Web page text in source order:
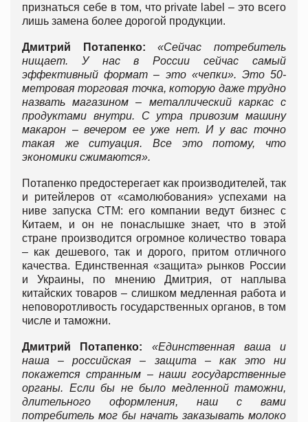
признаться себе в том, что private label – это всего
лишь замена более дорогой продукции.
Дмитрий Потапенко:
«Сейчас потребитель
нищает. У нас в России сейчас самый
эффективный формат – это «чепки». Это 50-
метровая торговая точка, которую даже трудно
назвать магазином – металлический каркас с
продуктами внутри. С утра привозим машину
макарон – вечером ее уже нет. И у вас точно
такая же ситуация. Все это потому, что
экономики сжимаются».
Потапенко предостерегает как производителей, так
и ритейлеров от «самолюбования» успехами на
ниве запуска СТМ: его компании ведут бизнес с
Китаем, и он не понаслышке знает, что в этой
стране производится огромное количество товара
– как дешевого, так и дорого, притом отличного
качества. Единственная «защита» рынков России
и Украины, по мнению Дмитрия, от наплыва
китайских товаров – слишком медленная работа и
неповоротливость государственных органов, в том
числе и таможни.
Дмитрий Потапенко: «Единственная ваша и
наша – российская – защита – как это ни
покажется странным – наши государственные
органы. Если бы не было медленной таможни,
длительного оформления, наш с вами
потребитель мог бы начать заказывать молоко